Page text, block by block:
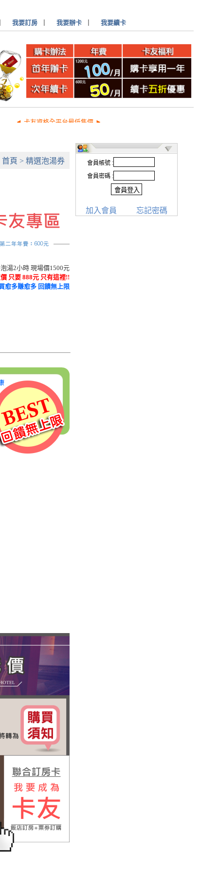
我要訂房 我要辦卡 我要續卡
◄ 卡友資格全平台最低售價 ►
首頁 > 精選泡湯券
湯2小時 現場價1500元
只要 888元 只有這裡!!
愈多賺愈多 回饋無上限
會員帳號 :
會員密碼 :
加入會員 忘記密碼